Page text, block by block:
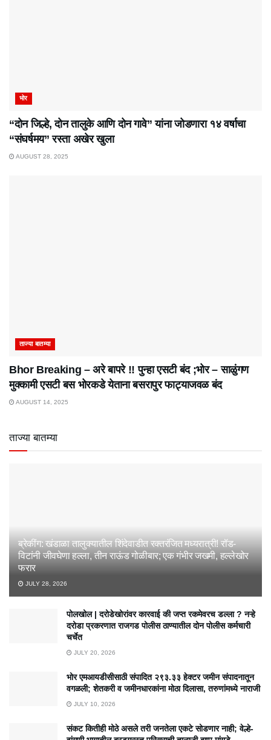
भोर
“दोन जिल्हे, दोन तालुके आणि दोन गावे” यांना जोडणारा १४ वर्षाचा
“संघर्षमय” रस्ता अखेर खुला
AUGUST 28, 2025
ताज्या बातम्या
Bhor Breaking – अरे बापरे‌ !! पुन्हा एसटी बंद ;भोर – साळुंगण
मुक्कामी एसटी बस भोरकडे येताना बसरापुर फाट्याजवळ बंद
AUGUST 14, 2025
ताज्या बातम्या
ब्रेकींग: खंडाळा तालुक्यातील शिंदेवाडीत रक्तरंजित मध्यरात्री! रॉड-
विटांनी जीवघेणा हल्ला, तीन राऊंड गोळीबार; एक गंभीर जखमी, हल्लेखोर
फरार
JULY 28, 2026
पोलखोल | दरोडेखोरांवर कारवाई की जप्त रकमेवरच डल्ला ? नऱ्हे
दरोडा प्रकरणात राजगड पोलीस ठाण्यातील दोन पोलीस कर्मचारी
चर्चेत
JULY 20, 2026
भोर एमआयडीसीसाठी संपादित २९३.३३ हेक्टर जमीन संपादनातून
वगळली; शेतकरी व जमीनधारकांना मोठा दिलासा, तरुणांमध्ये नाराजी
JULY 10, 2026
संकट कितीही मोठे असले तरी जनतेला एकटे सोडणार नाही; वेल्हे-